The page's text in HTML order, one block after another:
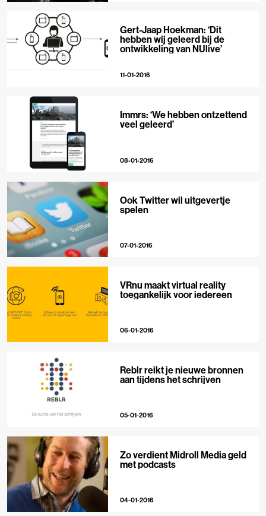
Gert-Jaap Hoekman: ‘Dit
hebben wij geleerd bij de
ontwikkeling van NUlive’
11-01-2016
Immrs: ‘We hebben ontzettend
veel geleerd’
08-01-2016
Ook Twitter wil uitgevertje
spelen
07-01-2016
VRnu maakt virtual reality
toegankelijk voor iedereen
06-01-2016
Reblr reikt je nieuwe bronnen
aan tijdens het schrijven
05-01-2016
Zo verdient Midroll Media geld
met podcasts
04-01-2016